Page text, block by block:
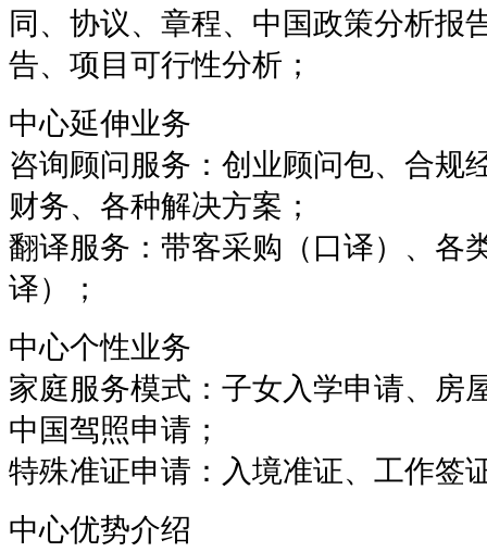
同、协议、章程、中国政策分析报
告、项目可行性分析；
中心延伸业务
咨询顾问服务：创业顾问包、合规
财务、各种解决方案；
翻译服务：带客采购（口译）、各
译）；
中心个性业务
家庭服务模式：子女入学申请、房
中国驾照申请；
特殊准证申请：入境准证、工作签
中心优势介绍